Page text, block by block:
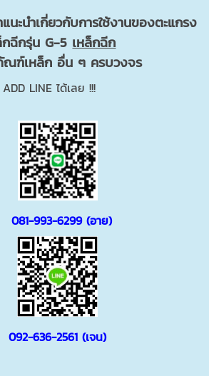
นะนำเกี่ยวกับการใช้งานของตะแกรง
กฉีกรุ่น G-5 เหล็กฉีก
ณฑ์เหล็ก อื่น ๆ ครบวงจร
ADD LINE ได้เลย !!!
081-993-6299(อาย)
092-636-2561 (เจน)